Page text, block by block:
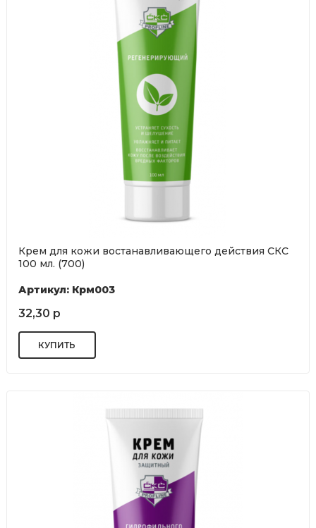
Крем для кожи востанавливающего действия СКС
100 мл. (700)
Артикул: Крм003
32,30 р